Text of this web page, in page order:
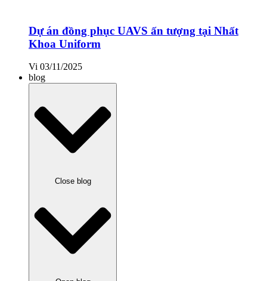
Dự án đồng phục UAVS ấn tượng tại Nhất
Khoa Uniform
Vi 03/11/2025
blog
Close blog